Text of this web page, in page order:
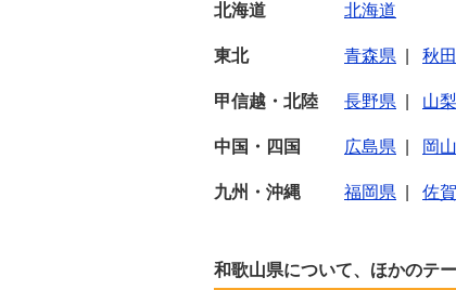
北海道 北海道
東北 青森県 秋
甲信越・北陸 長野県 山
中国・四国 広島県 岡
九州・沖縄 福岡県 佐
和歌山県について、ほかのテ